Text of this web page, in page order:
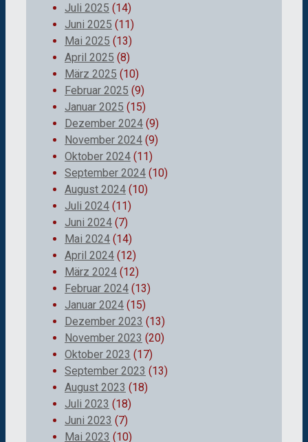
Juli 2025 (14)
Juni 2025 (11)
Mai 2025 (13)
April 2025 (8)
März 2025 (10)
Februar 2025 (9)
Januar 2025 (15)
Dezember 2024 (9)
November 2024 (9)
Oktober 2024 (11)
September 2024 (10)
August 2024 (10)
Juli 2024 (11)
Juni 2024 (7)
Mai 2024 (14)
April 2024 (12)
März 2024 (12)
Februar 2024 (13)
Januar 2024 (15)
Dezember 2023 (13)
November 2023 (20)
Oktober 2023 (17)
September 2023 (13)
August 2023 (18)
Juli 2023 (18)
Juni 2023 (7)
Mai 2023 (10)